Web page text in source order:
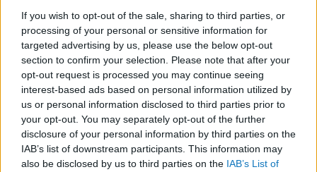
If you wish to opt-out of the sale, sharing to third parties, or
processing of your personal or sensitive information for
targeted advertising by us, please use the below opt-out
section to confirm your selection. Please note that after your
opt-out request is processed you may continue seeing
interest-based ads based on personal information utilized by
us or personal information disclosed to third parties prior to
your opt-out. You may separately opt-out of the further
disclosure of your personal information by third parties on the
IAB’s list of downstream participants. This information may
also be disclosed by us to third parties on the IAB’s List of
A kérdés csak az, hogy a konzervatív vagy a
liberális oldal fogja előbb kiaknázni az Index
esetleges visszaszorulása által kapott nagy
lehetőséget arra, hogy frissüljön a magyar
médiapiac. Túlzottan uralja az online hírközlés
világát, így új, magyar híroldalaknak nem sok
esélye van.